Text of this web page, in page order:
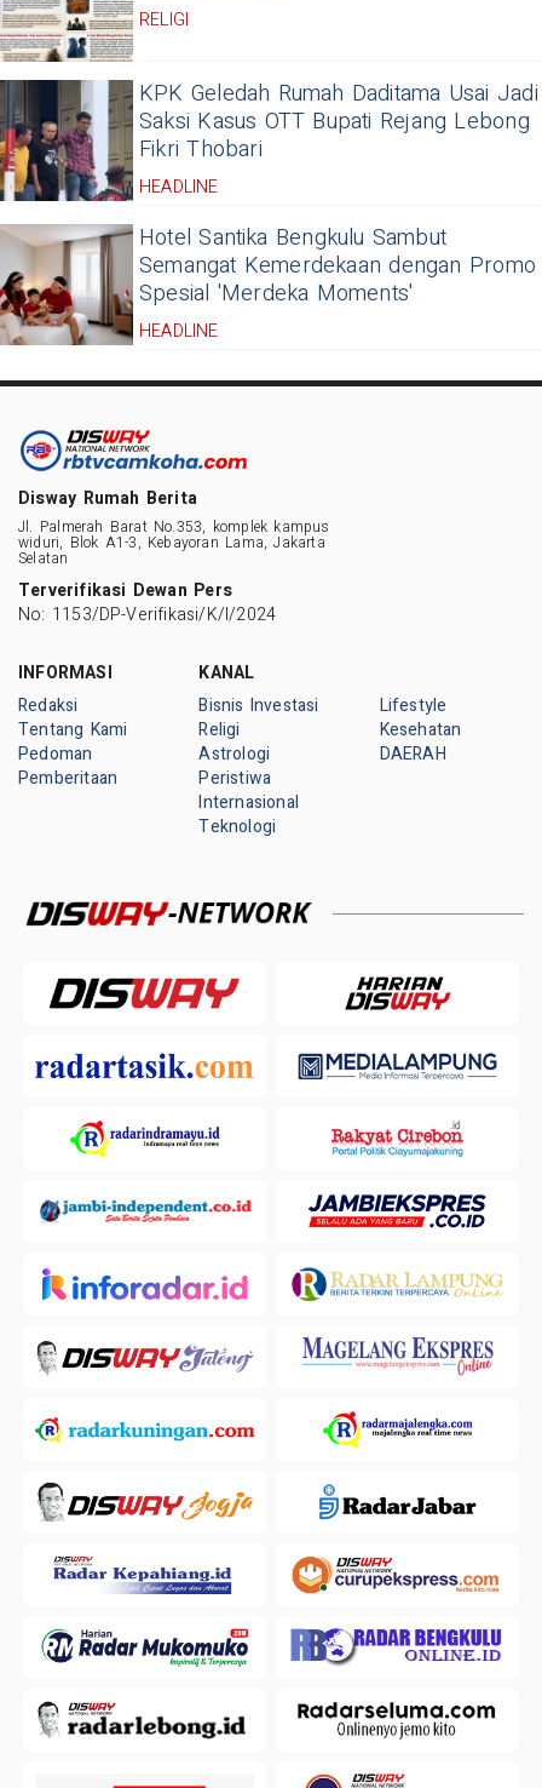
RELIGI
KPK Geledah Rumah Daditama Usai Jadi
Saksi Kasus OTT Bupati Rejang Lebong
Fikri Thobari
HEADLINE
Hotel Santika Bengkulu Sambut
Semangat Kemerdekaan dengan Promo
Spesial 'Merdeka Moments'
HEADLINE
Disway Rumah Berita
Jl. Palmerah Barat No.353, komplek kampus
widuri, Blok A1-3, Kebayoran Lama, Jakarta
Selatan
Terverifikasi Dewan Pers
No: 1153/DP-Verifikasi/K/I/2024
INFORMASI
Redaksi
Tentang Kami
Pedoman
Pemberitaan
KANAL
Bisnis Investasi
Religi
Astrologi
Peristiwa
Internasional
Teknologi
Lifestyle
Kesehatan
DAERAH